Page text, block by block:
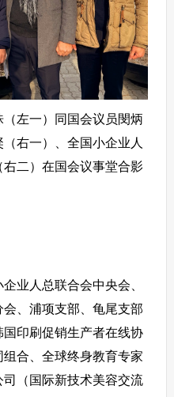
左一）同国会议员閔炳
右一）、全国小企业人
二）在国会议事堂合影
业人总联合会中央会、
、浦项支部、龟尾支部
印刷促销生产者在线协
合、全球终身教育专家
（国际新技术美容交流